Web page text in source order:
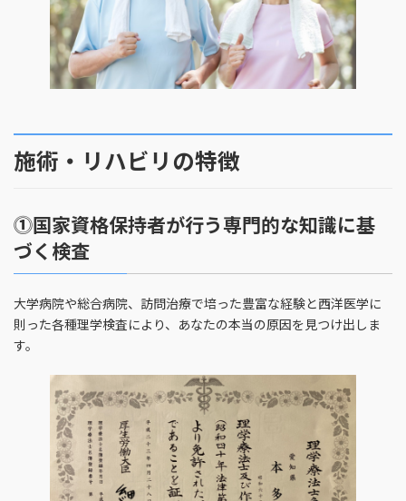
施術・リハビリの特徴
⓵国家資格保持者が行う専門的な知識に基
づく検査
大学病院や総合病院、訪問治療で培った豊富な経験と西洋医学に
則った各種理学検査により、あなたの本当の原因を見つけ出しま
す。